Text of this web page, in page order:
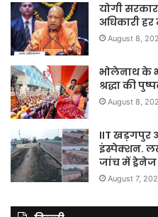
योगी
अधिकारी हर
August 8,
भोलेनाथ के
श्रद्धा की
August 8,
IIT खड़गपुर
इंस्पेक्शन.
जांच में
August 7,